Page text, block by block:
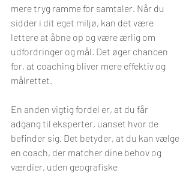
mere tryg ramme for samtaler. Når du
sidder i dit eget miljø, kan det være
lettere at åbne op og være ærlig om
udfordringer og mål. Det øger chancen
for, at coaching bliver mere effektiv og
målrettet.
En anden vigtig fordel er, at du får
adgang til eksperter, uanset hvor de
befinder sig. Det betyder, at du kan vælge
en coach, der matcher dine behov og
værdier, uden geografiske